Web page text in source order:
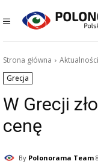
Strona główna Aktualności
Grecja
W Grecji
cenę
By Polonorama Team